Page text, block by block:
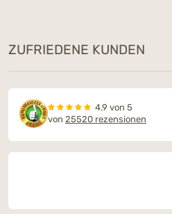
ZUFRIEDENE KUNDEN
4.9 von 5
von 25520 rezensionen